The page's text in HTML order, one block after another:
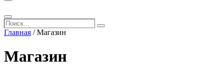
Поиск...
Search
Главная / Магазин
Магазин